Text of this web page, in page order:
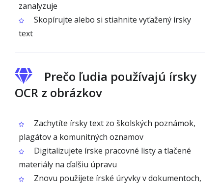
zanalyzuje
Skopírujte alebo si stiahnite vyťažený írsky
text
Prečo ľudia používajú írsky
OCR z obrázkov
Zachytíte írsky text zo školských poznámok,
plagátov a komunitných oznamov
Digitalizujete írske pracovné listy a tlačené
materiály na ďalšiu úpravu
Znovu použijete írské úryvky v dokumentoch,